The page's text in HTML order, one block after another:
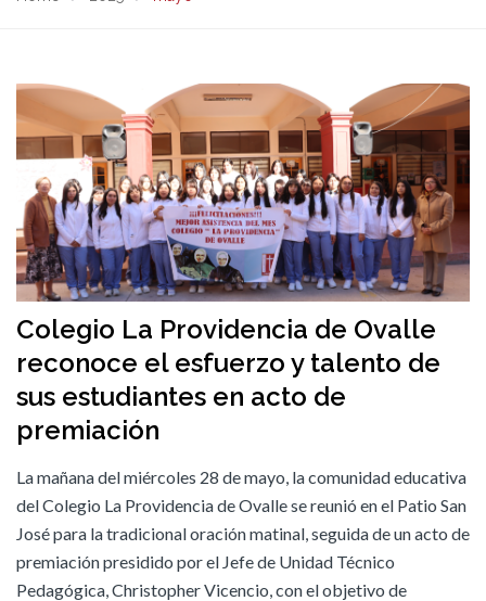
Colegio La Providencia de Ovalle
reconoce el esfuerzo y talento de
sus estudiantes en acto de
premiación
La mañana del miércoles 28 de mayo, la comunidad educativa
del Colegio La Providencia de Ovalle se reunió en el Patio San
José para la tradicional oración matinal, seguida de un acto de
premiación presidido por el Jefe de Unidad Técnico
Pedagógica, Christopher Vicencio, con el objetivo de